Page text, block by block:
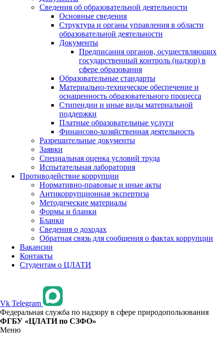
Сведения об образовательной деятельности
Основные сведения
Структура и органы управления в области
образовательной деятельности
Документы
Предписания органов, осуществляющих
государственный контроль (надзор) в
сфере образования
Образовательные стандарты
Материально-техническое обеспечение и
оснащенность образовательного процесса
Стипендии и иные виды материальной
поддержки
Платные образовательные услуги
Финансово-хозяйственная деятельность
Разрешительные документы
Заявки
Специальная оценка условий труда
Испытательная лаборатория
Противодействие коррупции
Нормативно-правовые и иные акты
Антикоррупционная экспертиза
Методические материалы
Формы и бланки
Бланки
Сведения о доходах
Обратная связь для сообщения о фактах коррупции
Вакансии
Контакты
Студентам о ЦЛАТИ
Vk Telegram
Федеральная служба по надзору в сфере природопользования
ФГБУ «ЦЛАТИ по СЗФО»
Меню